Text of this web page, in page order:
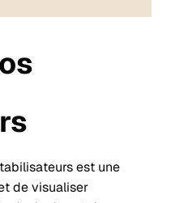
est une
de visualiser